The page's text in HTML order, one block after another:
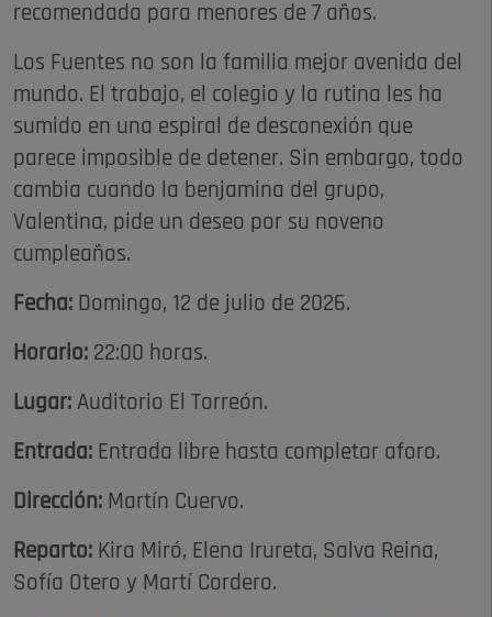
recomendada para menores de 7 años.
Los Fuentes no son la familia mejor avenida del
mundo. El trabajo, el colegio y la rutina les ha
sumido en una espiral de desconexión que
parece imposible de detener. Sin embargo, todo
cambia cuando la benjamina del grupo,
Valentina, pide un deseo por su noveno
cumpleaños.
Fecha: Domingo, 12 de julio de 2026.
Horario: 22:00 horas.
Lugar: Auditorio El Torreón.
Entrada: Entrada libre hasta completar aforo.
Dirección: Martín Cuervo.
Reparto: Kira Miró, Elena Irureta, Salva Reina,
Sofía Otero y Martí Cordero.